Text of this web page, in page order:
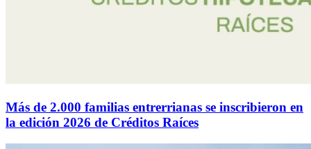
Más de 2.000 familias entrerrianas se inscribieron en
la edición 2026 de Créditos Raíces